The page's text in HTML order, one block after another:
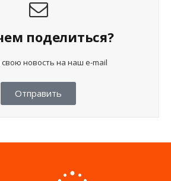
поделиться?
новость на наш e-mail
Отправить